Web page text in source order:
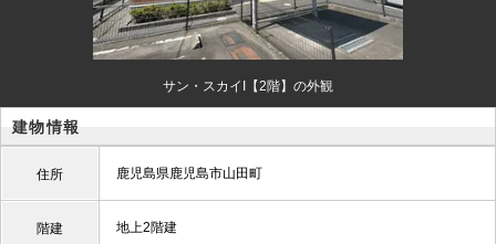
サン・スカイI【2階】の外観
建物情報
住所 鹿児島県鹿児島市山田町
階建 地上2階建